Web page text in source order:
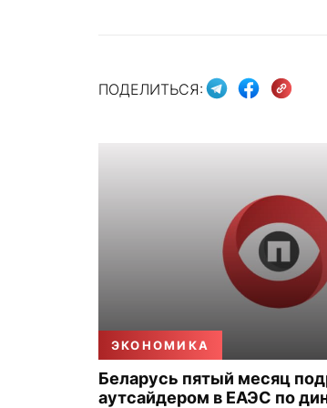
ПОДЕЛИТЬСЯ:
ЭКОНОМИКА
Беларусь пятый месяц
аутсайдером в ЕАЭС по